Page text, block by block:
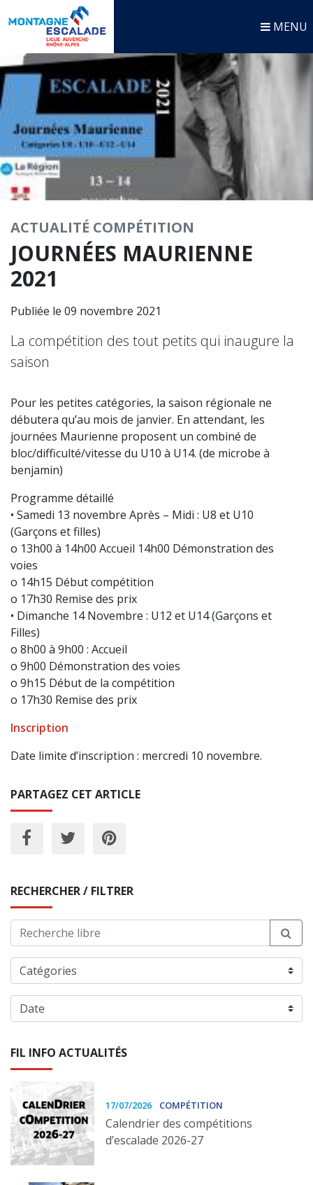
MENU
ACTUALITÉ COMPÉTITION
JOURNÉES MAURIENNE
2021
Publiée le 09 novembre 2021
La compétition des tout petits qui inaugure la
saison
Pour les petites catégories, la saison régionale ne
débutera qu’au mois de janvier. En attendant, les
journées Maurienne proposent un combiné de
bloc/difficulté/vitesse du U10 à U14. (de microbe à
benjamin)
Programme détaillé
• Samedi 13 novembre Après – Midi : U8 et U10
(Garçons et filles)
o 13h00 à 14h00 Accueil 14h00 Démonstration des
voies
o 14h15 Début compétition
o 17h30 Remise des prix
• Dimanche 14 Novembre : U12 et U14 (Garçons et
Filles)
o 8h00 à 9h00 : Accueil
o 9h00 Démonstration des voies
o 9h15 Début de la compétition
o 17h30 Remise des prix
Inscription
Date limite d’inscription : mercredi 10 novembre.
PARTAGEZ CET ARTICLE
RECHERCHER / FILTRER
FIL INFO ACTUALITÉS
17/07/2026 COMPÉTITION
Calendrier des compétitions
d’escalade 2026-27